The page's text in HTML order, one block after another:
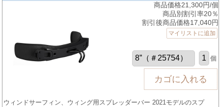
商品価格21,300円/個
商品別割引率20％
割引後商品価格17,040円
マイリストに追加
個
ウィンドサーフィン、ウィング用スプレッダーバー 2021モデルのスプ